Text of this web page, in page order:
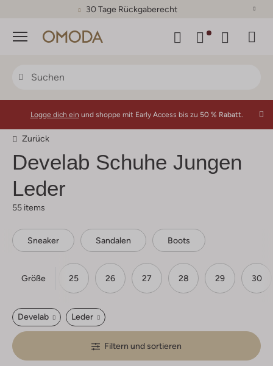
30 Tage Rückgaberecht
Menü
Logge dich ein und shoppe mit Early Access bis zu 50 % Rabatt.
Zurück
Develab Schuhe Jungen
Leder
55 items
Sneaker Sandalen Boots
Größe
24 25 26 27 28 29 30
Develab Leder
Filtern und sortieren